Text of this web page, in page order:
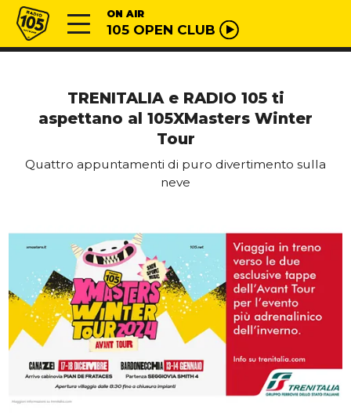
Vai al contenuto
Radio 105 ON AIR
105 OPEN CLUB
TRENITALIA e RADIO 105 ti
aspettano al 105XMasters Winter
Tour
Quattro appuntamenti di puro divertimento sulla
neve